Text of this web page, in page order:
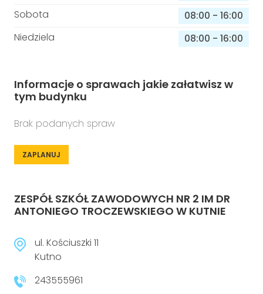
Sobota
08:00 - 16:00
Niedziela
08:00 - 16:00
Informacje o sprawach jakie załatwisz w
tym budynku
Brak podanych spraw
ZAPLANUJ
ZESPÓŁ SZKÓŁ ZAWODOWYCH NR 2 IM DR
ANTONIEGO TROCZEWSKIEGO W KUTNIE
ul. Kościuszki 11
Kutno
243555961